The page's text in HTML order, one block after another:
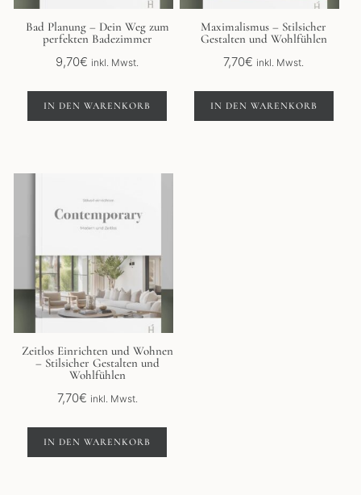
Bad Planung – Dein Weg zum
perfekten Badezimmer
9,70€ inkl. Mwst.
IN DEN WARENKORB
Maximalismus – Stilsicher
Gestalten und Wohlfühlen
7,70€ inkl. Mwst.
IN DEN WARENKORB
Zeitlos Einrichten und Wohnen
– Stilsicher Gestalten und
Wohlfühlen
7,70€ inkl. Mwst.
IN DEN WARENKORB